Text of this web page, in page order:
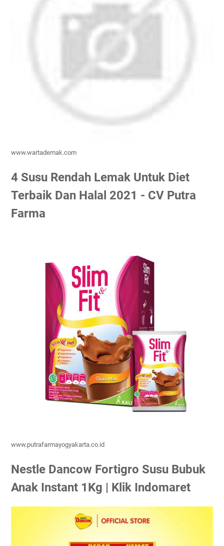
www.wartademak.com
4 Susu Rendah Lemak Untuk Diet
Terbaik Dan Halal 2021 - CV Putra
Farma
www.putrafarmayogyakarta.co.id
Nestle Dancow Fortigro Susu Bubuk
Anak Instant 1Kg | Klik Indomaret